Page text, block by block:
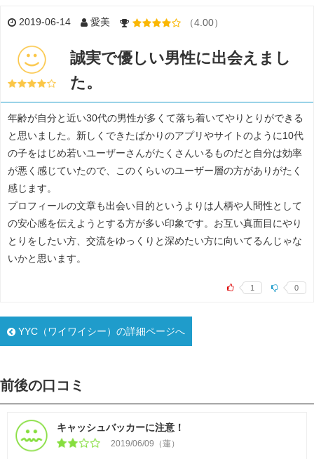
2019-06-14 愛美 （4.00）
誠実で優しい男性に出会えまし
た。
年齢が自分と近い30代の男性が多くて落ち着いてやりとりができる
と思いました。新しくできたばかりのアプリやサイトのように10代
の子をはじめ若いユーザーさんがたくさんいるものだと自分は効率
が悪く感じていたので、このくらいのユーザー層の方がありがたく
感じます。
プロフィールの文章も出会い目的というよりは人柄や人間性として
の安心感を伝えようとする方が多い印象です。お互い真面目にやり
とりをしたい方、交流をゆっくりと深めたい方に向いてるんじゃな
いかと思います。
1 0
YYC（ワイワイシー）の詳細ページへ
前後の口コミ
キャッシュバッカーに注意！
2019/06/09（蓮）